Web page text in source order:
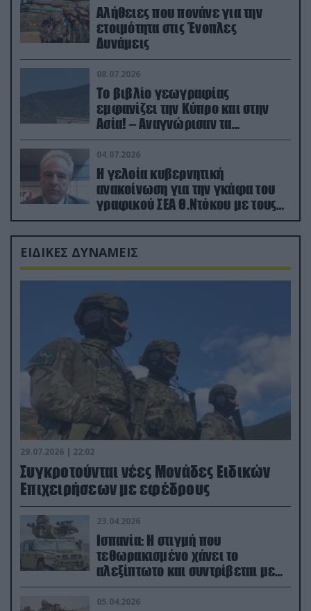
Αλήθειες που πονάνε για την
ετοιμότητα στις Ένοπλες
Δυνάμεις
08.07.2026
Το βιβλίο γεωγραφίας
εμφανίζει την Κύπρο και στην
Ασία! – Αναγνώρισαν τα
κατεχόμενα; (φωτο)
04.07.2026
Η γελοία κυβερνητική
ανακοίνωση για την γκάφα του
γραφικού ΣΕΑ Θ.Ντόκου με τους
Ρώσους φαρσέρ
ΕΙΔΙΚΕΣ ΔΥΝΑΜΕΙΣ
29.07.2026 | 22:02
Συγκροτούνται νέες Μονάδες Ειδικών
Επιχειρήσεων με εφέδρους
23.04.2026
Ισπανία: Η στιγμή που
τεθωρακισμένο χάνει το
αλεξίπτωτο και συντρίβεται με
ορμή στο έδαφος (βίντεο)
05.04.2026